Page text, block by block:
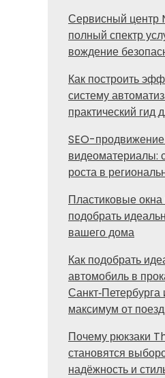
Сервисный центр
полный спектр
вождение
Как построить
систему
практический гид
SEO-
видеоматериалы:
роста в
Пластиковые окна
подобрать
вашего дома
Как подобрать
автомобиль в
Санкт‑Петербурга
максимум от
Почему рюкзаки
становятся
надёжность и